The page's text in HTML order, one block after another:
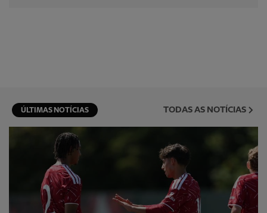
ÚLTIMAS NOTÍCIAS TODAS AS NOTÍCIAS